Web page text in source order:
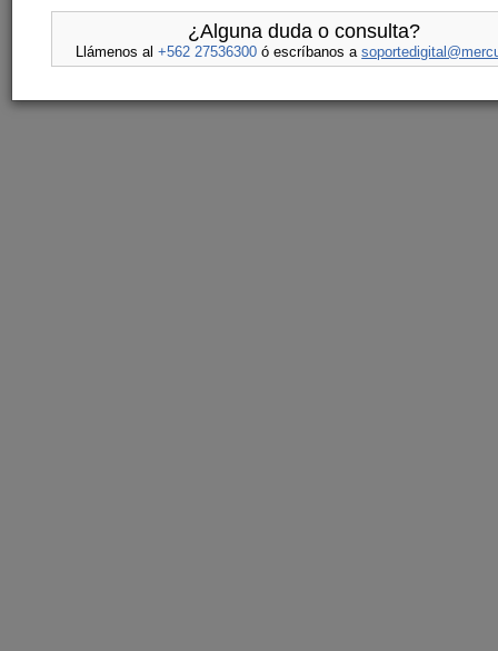
¿Alguna duda o consulta?
Llámenos al+562 27536300 ó escríbanos a